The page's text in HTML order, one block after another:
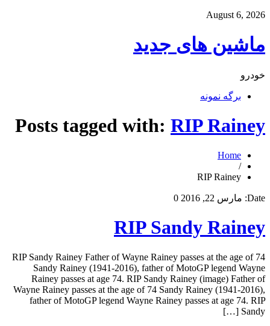
August 6, 2026
ماشین های جدید
خودرو
برگه نمونه
Posts tagged with: RIP Rainey
Home
/
RIP Rainey
Date: مارس 22, 2016 0
RIP Sandy Rainey
RIP Sandy Rainey Father of Wayne Rainey passes at the age of 74
Sandy Rainey (1941-2016), father of MotoGP legend Wayne
Rainey passes at age 74. RIP Sandy Rainey (image) Father of
Wayne Rainey passes at the age of 74 Sandy Rainey (1941-2016),
father of MotoGP legend Wayne Rainey passes at age 74. RIP
Sandy […]